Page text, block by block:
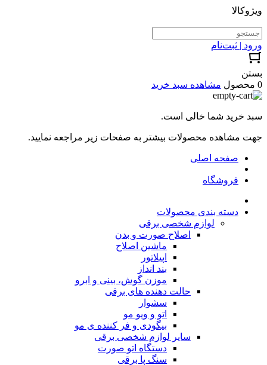
ویژوکالا
ورود | ثبت‌نام
بستن
0 محصول
مشاهده سبد خرید
سبد خرید شما خالی است.
جهت مشاهده محصولات بیشتر به صفحات زیر مراجعه نمایید.
صفحه اصلی
فروشگاه
دسته بندی محصولات
لوازم شخصی برقی
اصلاح صورت و بدن
ماشین اصلاح
اپیلاتور
بند انداز
موزن گوش، بینی و ابرو
حالت دهنده های برقی
سشوار
اتو و ویو مو
بیگودی و فر کننده ی مو
سایر لوازم شخصی برقی
دستگاه اتو صورت
سنگ پا برقی